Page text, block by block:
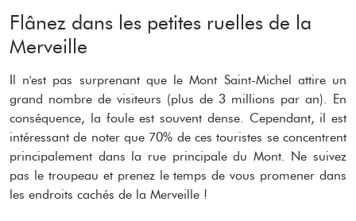
Flânez dans les petites ruelles de la
Merveille
Il n'est pas surprenant que le Mont Saint-Michel attire un
grand nombre de visiteurs (plus de 3 millions par an). En
conséquence, la foule est souvent dense. Cependant, il est
intéressant de noter que 70% de ces touristes se concentrent
principalement dans la rue principale du Mont. Ne suivez
pas le troupeau et prenez le temps de vous promener dans
les endroits cachés de la Merveille !